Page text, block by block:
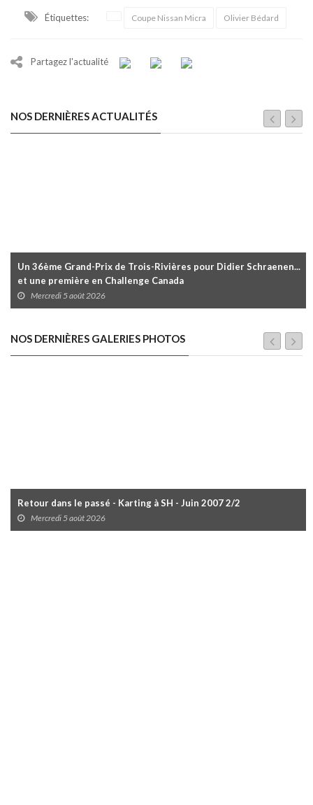
Étiquettes: Coupe Nissan Micra Olivier Bédard
Partagez l'actualité
NOS DERNIÈRES ACTUALITÉS
Un 36ème Grand-Prix de Trois-Rivières pour Didier Schraenen...
et une première en Challenge Canada
Mercredi 5 août 2026
NOS DERNIÈRES GALERIES PHOTOS
Retour dans le passé - Karting à SH - Juin 2007 2/2
Mercredi 5 août 2026